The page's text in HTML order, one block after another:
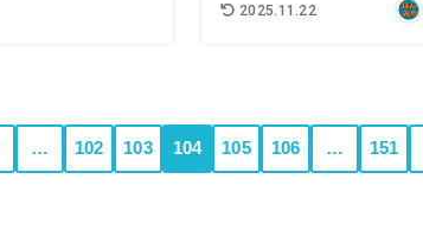
2025.11.22
… 102 103 104 105 106 … 151